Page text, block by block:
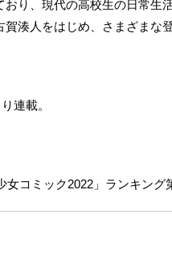
り、現代の高校生の日常
湊人をはじめ、さまざまな
連載。
コミック2022」ランキング